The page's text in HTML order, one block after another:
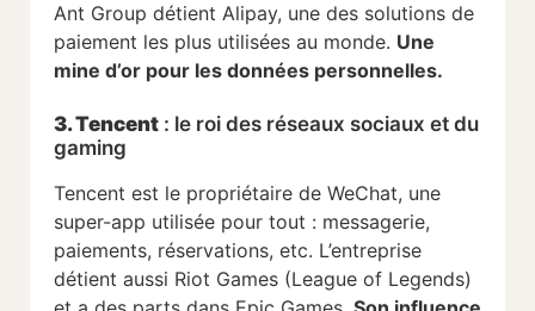
Ant Group détient Alipay, une des solutions de
paiement les plus utilisées au monde. Une
mine d’or pour les données personnelles.
3. Tencent : le roi des réseaux sociaux et du
gaming
Tencent est le propriétaire de WeChat, une
super-app utilisée pour tout : messagerie,
paiements, réservations, etc. L’entreprise
détient aussi Riot Games (League of Legends)